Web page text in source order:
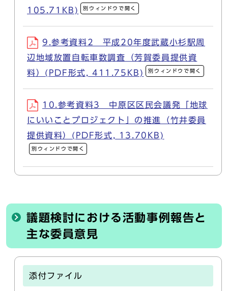
105.71KB)
別ウィンドウで開く
9.参考資料2 平成20年度武蔵小杉駅周
辺地域放置自転車数調査（芳賀委員提供資
料）(PDF形式, 411.75KB)
別ウィンドウで開く
10.参考資料3 中原区区民会議発「地球
にいいことプロジェクト」の推進（竹井委員
提供資料）(PDF形式, 13.70KB)
別ウィンドウで開く
議題検討における活動事例報告と
主な委員意見
添付ファイル